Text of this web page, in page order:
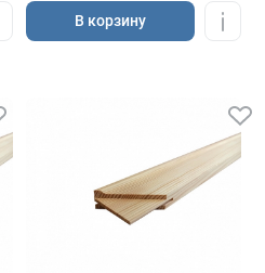
В корзину